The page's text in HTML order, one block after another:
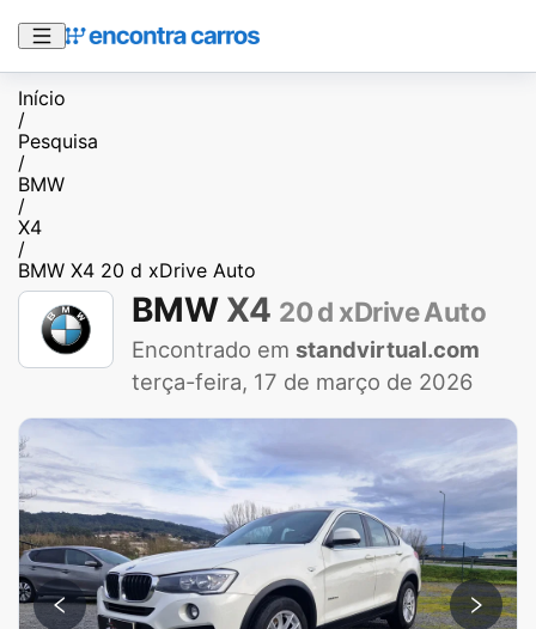
Início
/
Pesquisa
/
BMW
/
X4
/
BMW X4 20 d xDrive Auto
BMW X4 20 d xDrive Auto
Encontrado em standvirtual.com
terça-feira, 17 de março de 2026